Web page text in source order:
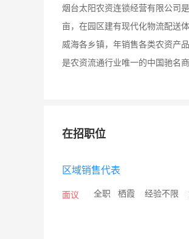
烟台太阳农资连锁经营有限公司
亩，在园区建有现代化物流配送
威海各乡镇，年销售各类农资产
是农资流通行业唯一的中国驰名商
在招职位
区域销售代表
面议 全职 栖霞 经验不限